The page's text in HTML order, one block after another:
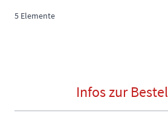
5 Elemente
Infos zur